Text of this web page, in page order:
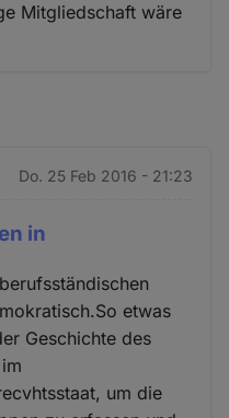
Mitgliedschaft wäre
Do. 25 Feb 2016 - 21:23
in
etwas
Geschichte des
um die